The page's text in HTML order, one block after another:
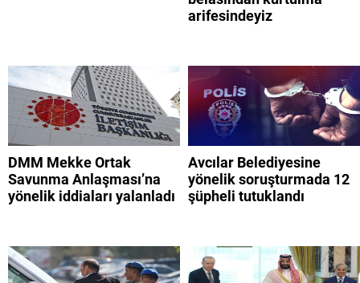
arifesindeyiz
DMM Mekke Ortak
Savunma Anlaşması’na
yönelik iddiaları yalanladı
Avcılar Belediyesine
yönelik soruşturmada 12
şüpheli tutuklandı